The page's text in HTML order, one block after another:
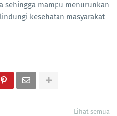
sehingga mampu menurunkan
kesehatan masyarakat
Lihat semua